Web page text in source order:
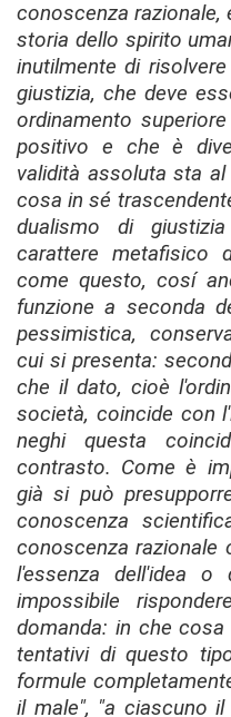
conoscenza razionale,
storia dello spirito
inutilmente di
giustizia, che deve
ordinamento
positivo e che è
validità assoluta sta
cosa in sé
dualismo di
carattere metafisico
come questo, cosí
funzione a seconda
pessimistica,
cui si presenta:
che il dato, cioè
società, coincide con
neghi questa
contrasto. Come è
già si può
conoscenza
conoscenza razionale
l'essenza dell'idea
impossibile
domanda: in che
tentativi di questo
formule
il male", "a ciascuno